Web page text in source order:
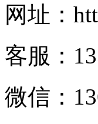
网址：
客服：
微信：